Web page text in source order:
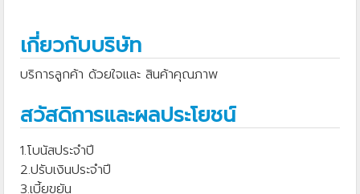
เกี่ยวกับบริษัท
บริการลูกค้า ด้วยใจและ สินค้าคุณภาพ
สวัสดิการและผลประโยชน์
1.โบนัสประจำปี
2.ปรับเงินประจำปี
3.เบี้ยขยัน